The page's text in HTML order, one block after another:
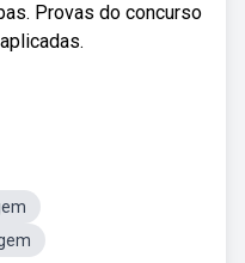
Provas do concurso